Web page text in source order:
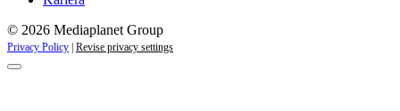
© 2026 Mediaplanet Group
Privacy Policy Revise privacy settings